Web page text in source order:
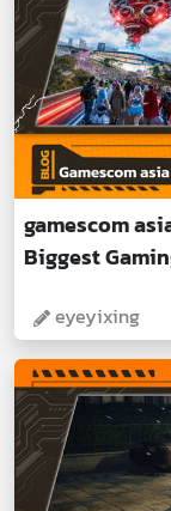
gamescom
Biggest
eyeyixing